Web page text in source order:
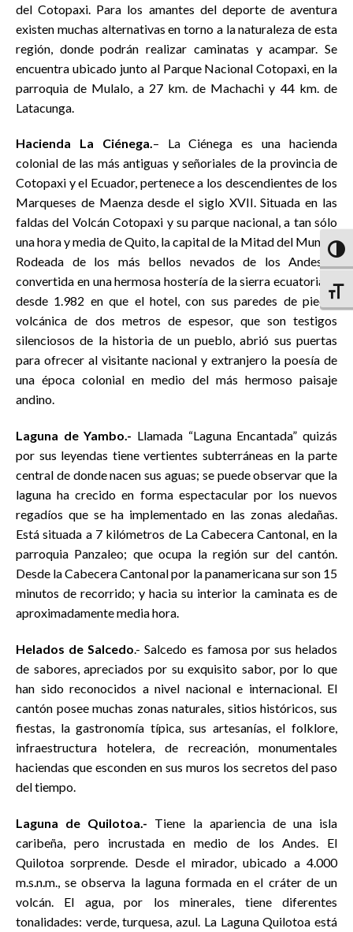
del Cotopaxi. Para los amantes del deporte de aventura
existen muchas alternativas en torno a la naturaleza de esta
región, donde podrán realizar caminatas y acampar. Se
encuentra ubicado junto al Parque Nacional Cotopaxi, en la
parroquia de Mulalo, a 27 km. de Machachi y 44 km. de
Latacunga.
Hacienda La Ciénega.– La Ciénega es una hacienda
colonial de las más antiguas y señoriales de la provincia de
Cotopaxi y el Ecuador, pertenece a los descendientes de los
Marqueses de Maenza desde el siglo XVII. Situada en las
faldas del Volcán Cotopaxi y su parque nacional, a tan sólo
una hora y media de Quito, la capital de la Mitad del Mundo.
Rodeada de los más bellos nevados de los Andes y
convertida en una hermosa hostería de la sierra ecuatoriana
desde 1.982 en que el hotel, con sus paredes de piedra
volcánica de dos metros de espesor, que son testigos
silenciosos de la historia de un pueblo, abrió sus puertas
para ofrecer al visitante nacional y extranjero la poesía de
una época colonial en medio del más hermoso paisaje
andino.
Laguna de Yambo.- Llamada “Laguna Encantada” quizás
por sus leyendas tiene vertientes subterráneas en la parte
central de donde nacen sus aguas; se puede observar que la
laguna ha crecido en forma espectacular por los nuevos
regadíos que se ha implementado en las zonas aledañas.
Está situada a 7 kilómetros de La Cabecera Cantonal, en la
parroquia Panzaleo; que ocupa la región sur del cantón.
Desde la Cabecera Cantonal por la panamericana sur son 15
minutos de recorrido; y hacia su interior la caminata es de
aproximadamente media hora.
Helados de Salcedo.- Salcedo es famosa por sus helados
de sabores, apreciados por su exquisito sabor, por lo que
han sido reconocidos a nivel nacional e internacional. El
cantón posee muchas zonas naturales, sitios históricos, sus
fiestas, la gastronomía típica, sus artesanías, el folklore,
infraestructura hotelera, de recreación, monumentales
haciendas que esconden en sus muros los secretos del paso
del tiempo.
Laguna de Quilotoa.- Tiene la apariencia de una isla
caribeña, pero incrustada en medio de los Andes. El
Quilotoa sorprende. Desde el mirador, ubicado a 4.000
m.s.n.m., se observa la laguna formada en el cráter de un
volcán. El agua, por los minerales, tiene diferentes
tonalidades: verde, turquesa, azul. La Laguna Quilotoa está